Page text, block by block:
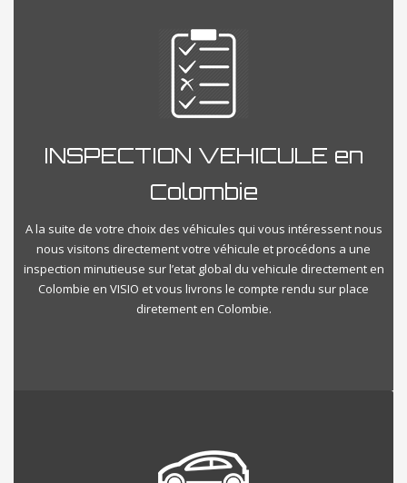
INSPECTION VEHICULE en
Colombie
A la suite de votre choix des véhicules qui vous intéressent nous
nous visitons directement votre véhicule et procédons a une
inspection minutieuse sur l’etat global du vehicule directement en
Colombie en VISIO et vous livrons le compte rendu sur place
diretement en Colombie.